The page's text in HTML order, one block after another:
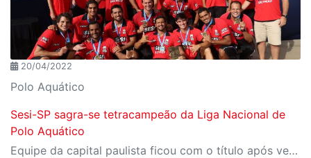
20/04/2022
Polo Aquático
Sesi-SP sagra-se tetracampeão da Liga Nacional de
Polo Aquático
Equipe da capital paulista ficou com o título após vencer o Pinheiros na final do torneio